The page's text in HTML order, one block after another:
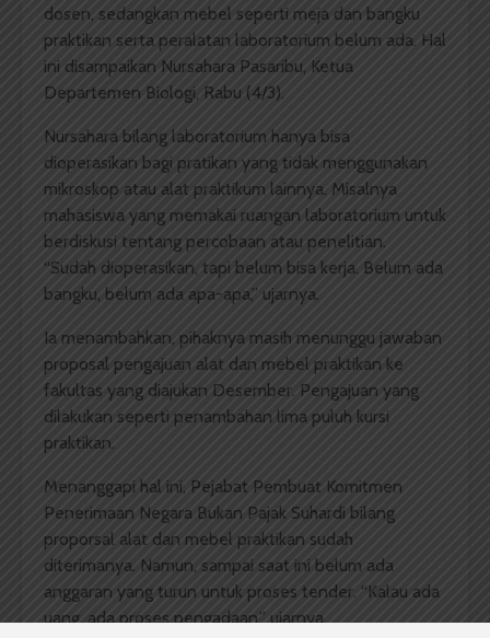
dosen, sedangkan mebel seperti meja dan bangku
praktikan serta peralatan laboratorium belum ada. Hal
ini disampaikan Nursahara Pasaribu, Ketua
Departemen Biologi, Rabu (4/3).
Nursahara bilang laboratorium hanya bisa
dioperasikan bagi pratikan yang tidak menggunakan
mikroskop atau alat praktikum lainnya. Misalnya
mahasiswa yang memakai ruangan laboratorium untuk
berdiskusi tentang percobaan atau penelitian.
“Sudah dioperasikan, tapi belum bisa kerja. Belum ada
bangku, belum ada apa-apa,” ujarnya.
Ia menambahkan, pihaknya masih menunggu jawaban
proposal pengajuan alat dan mebel praktikan ke
fakultas yang diajukan Desember. Pengajuan yang
dilakukan seperti penambahan lima puluh kursi
praktikan.
Menanggapi hal ini, Pejabat Pembuat Komitmen
Penerimaan Negara Bukan Pajak Suhardi bilang
proporsal alat dan mebel praktikan sudah
diterimanya. Namun, sampai saat ini belum ada
anggaran yang turun untuk proses tender. “Kalau ada
uang, ada proses pengadaan,” ujarnya.